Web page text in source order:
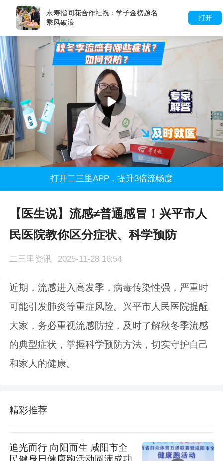
打开
永寿指间花合作社祝：学子金榜题名
乘风破浪
打开二三里APP，提升3倍流畅度
【医生说】流感≠普通感冒！兴平市人
民医院教你区分症状、科学预防
二三里资讯 2025-11-28 16:54
近期，流感进入高发季，病毒传染性强，严重时
可能引发肺炎等重症风险。兴平市人民医院提醒
大家，务必重视流感防控，及时了解秋冬季流感
的典型症状，掌握科学预防方法，切实守护自己
和家人的健康。
精彩推荐
追光而行 向阳而生 咸阳市全
民健身日健康跑活动圆满成功